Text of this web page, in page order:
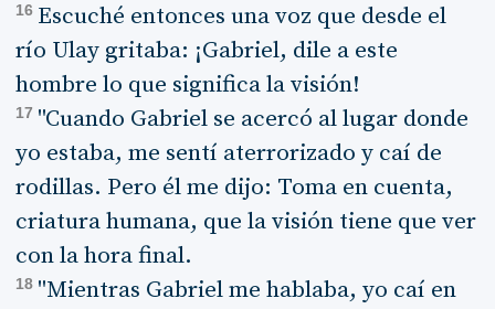
16 Escuché entonces una voz que desde el
río Ulay gritaba: ¡Gabriel, dile a este
hombre lo que significa la visión!
17 "Cuando Gabriel se acercó al lugar donde
yo estaba, me sentí aterrorizado y caí de
rodillas. Pero él me dijo: Toma en cuenta,
criatura humana, que la visión tiene que ver
con la hora final.
18 "Mientras Gabriel me hablaba, yo caí en